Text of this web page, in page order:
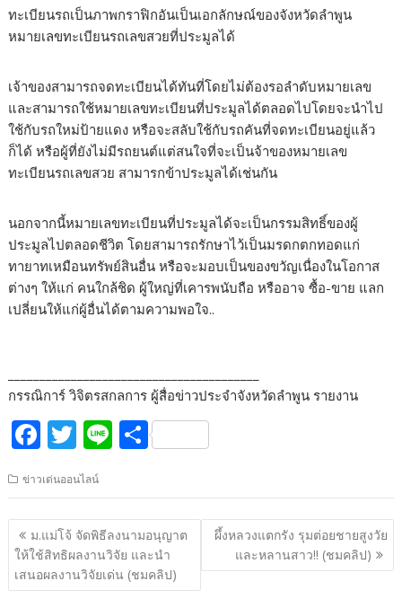
ทะเบียนรถเป็นภาพกราฟิกอันเป็นเอกลักษณ์ของจังหวัดลำพูน
หมายเลขทะเบียนรถเลขสวยที่ประมูลได้
เจ้าของสามารถจดทะเบียนได้ทันที่โดยไม่ต้องรอลำดับหมายเลข
และสามารถใช้หมายเลขทะเบียนที่ประมูลได้ตลอดไปโดยจะนำไป
ใช้กับรถใหม่ป้ายแดง หรือจะสลับใช้กับรถคันที่จดทะเบียนอยู่แล้ว
ก็ได้ หรือผู้ที่ยังไม่มีรถยนต์แต่สนใจที่จะเป็นจ้าของหมายเลข
ทะเบียนรถเลขสวย สามารกข้าประมูลได้เช่นกัน
นอกจากนี้หมายเลขทะเบียนที่ประมูลได้จะเป็นกรรมสิทธิ์ของผู้
ประมูลไปตลอดชีวิต โดยสามารถรักษาไว้เป็นมรดกตกทอดแก่
ทายาทเหมือนทรัพย์สินอื่น หรือจะมอบเป็นของขวัญเนื่องในโอกาส
ต่างๆ ให้แก่ คนใกล้ชิด ผู้ใหญ่ที่เคารพนับถือ หรืออาจ ซื้อ-ขาย แลก
เปลี่ยนให้แก่ผู้อื่นได้ตามความพอใจ..
กรรณิการ์ วิจิตรสกลการ ผู้สื่อข่าวประจำจังหวัดลำพูน รายงาน
F
e
b
o
o
T
w
itt
er
Li
e
S
ar
e
ข่าวเด่นออนไลน์
แนะแนว
เรื่อง
ม.แม่โจ้ จัดพิธีลงนามอนุญาต
ให้ใช้สิทธิผลงานวิจัย และนำ
เสนอผลงานวิจัยเด่น (ชมคลิป)
ผึ้งหลวงแตกรัง รุมต่อยชายสูงวัย
และหลานสาว!! (ชมคลิป)